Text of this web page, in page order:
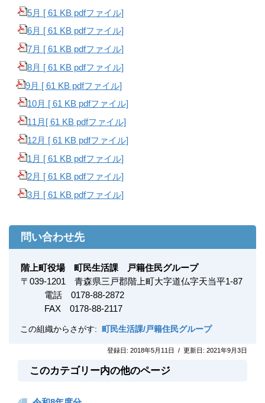
5月 [ 61 KB pdfファイル]
6月 [ 61 KB pdfファイル]
7月 [ 61 KB pdfファイル]
8月 [ 61 KB pdfファイル]
9月 [ 61 KB pdfファイル]
10月 [ 61 KB pdfファイル]
11月[ 61 KB pdfファイル]
12月 [ 61 KB pdfファイル]
1月 [ 61 KB pdfファイル]
2月 [ 61 KB pdfファイル]
3月 [ 61 KB pdfファイル]
問い合わせ先
階上町役場 町民生活課 戸籍住民グループ
〒 039-1201
青森県三戸郡階上町大字道仏字天当平1-87
電話 0178-88-2872
FAX 0178-88-2117
この組織からさがす: 町民生活課/戸籍住民グループ
登録日: 2018年5月11日 / 更新日: 2021年9月3日
このカテゴリー内の他のページ